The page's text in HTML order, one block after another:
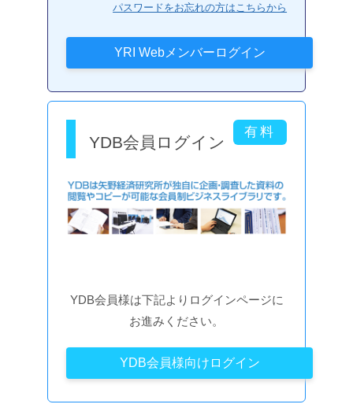
パスワードをお忘れの方はこちらから
YDB会員ログイン
YDB会員様は下記よりログインページに
お進みください。
YDB会員様向けログイン